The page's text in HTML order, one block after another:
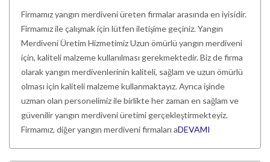
Firmamız yangın merdiveni üreten firmalar arasında en iyisidir.
Firmamız ile çalışmak için lütfen iletişime geçiniz. Yangın
Merdiveni Üretim Hizmetimiz Uzun ömürlü yangın merdiveni
için, kaliteli malzeme kullanılması gerekmektedir. Biz de firma
olarak yangın merdivenlerinin kaliteli, sağlam ve uzun ömürlü
olması için kaliteli malzeme kullanmaktayız. Ayrıca işinde
uzman olan personelimiz ile birlikte her zaman en sağlam ve
güvenilir yangın merdiveni üretimi gerçekleştirmekteyiz.
Firmamız, diğer yangın merdiveni firmaları aDEVAMI